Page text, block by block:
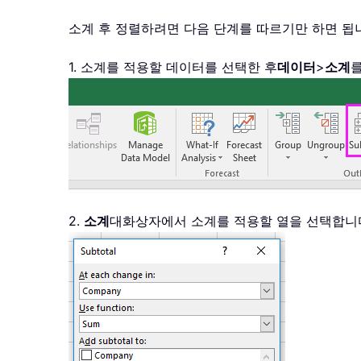
소계 후 정렬하려면 다음 단계를 따르기만 하면 됩
1. 소계를 적용할 데이터를 선택한 후데이터>소계
2. 소계대화상자에서 소계를 적용할 열을 선택합